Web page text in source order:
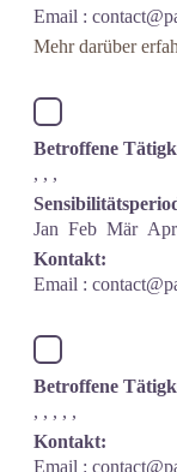
Email :
Mehr darüber
Betroffene
, , ,
Jan Feb Mär Apr
Kontakt:
Email :
Betroffene
, , , , ,
Kontakt:
Email :